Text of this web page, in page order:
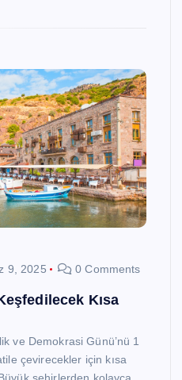
9, 2025 0 Comments
Kısa
ve Demokrasi Günü’nü 1
çevirecekler için kısa